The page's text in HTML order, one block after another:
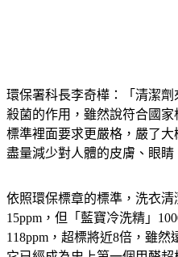
環保署科長李奇樺：「清潔劑
殺菌的作用，雖然說符合國
標準裡面要求更嚴格，嚴了大
盡量減少對人體的皮膚、眼
依照環保標章的標準，洗衣
15ppm，但「藍寶冷洗精」
118ppm，超標將近8倍，雖然